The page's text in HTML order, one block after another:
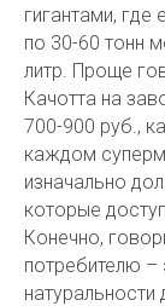
гигантами,
по 30-60 тонн
литр. Проще
Качотта на
700-900 руб.,
каждом
изначально
которые
Конечно,
потребителю
натуральности